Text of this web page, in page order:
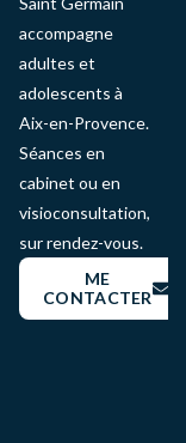
accompagne
adultes et
adolescents à
Aix-en-Provence.
Séances en
cabinet ou en
visioconsultation,
sur rendez-vous.
ME
CONTACTER